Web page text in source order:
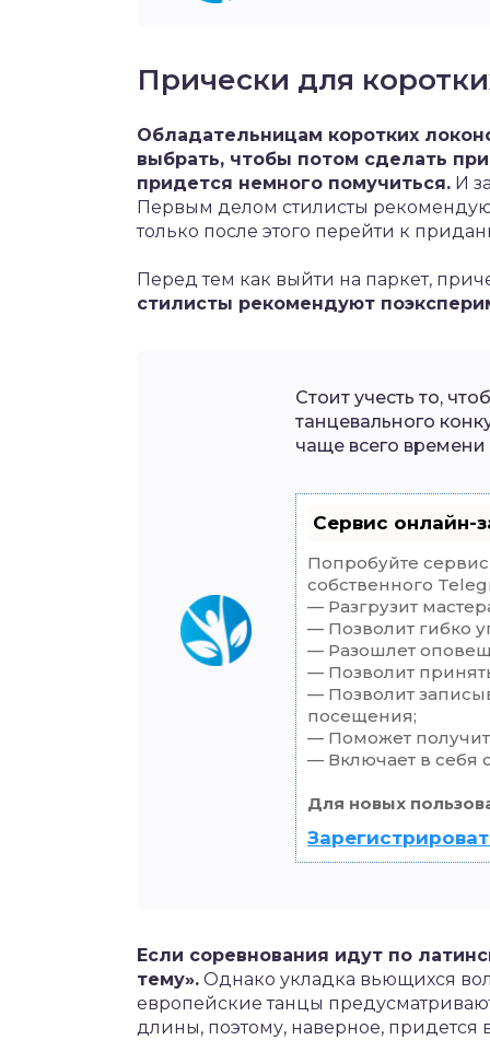
Прически для
Обладательницам коротких
выбрать, чтобы потом сделать
придется немного помучиться. И
Первым делом стилисты
только после этого перейти к
Перед тем как выйти на паркет,
стилисты рекомендуют
Стоит учесть то,
танцевального
чаще всего
Сервис онлайн-
Попробуйте
собственного
— Разгрузит
— Позволит гибко
— Разошлет
— Позволит
— Позволит
посещения;
— Поможет
— Включает в себя
Для новых
Если соревнования идут по
тему». Однако укладка вьющихся
европейские танцы
длины, поэтому, наверное,